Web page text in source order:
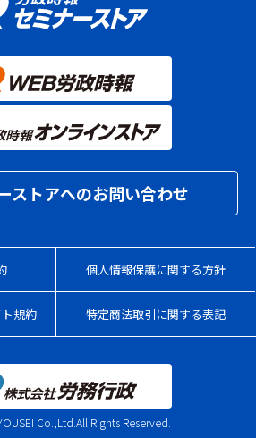
ストアへのお問い合わせ
個人情報保護に関する方針
規約 特定商法取引に関する表記
Co.,Ltd.All Rights Reserved.